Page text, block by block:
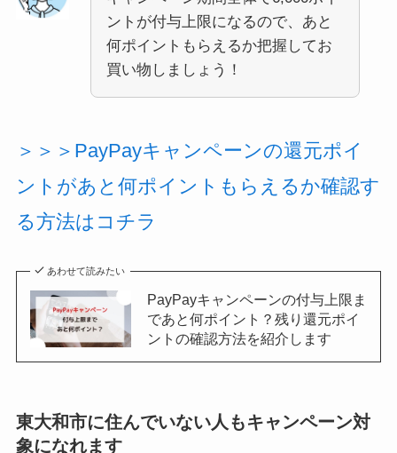
ントが付与上限になるので、あと
何ポイントもらえるか把握してお
買い物しましょう！
＞＞＞PayPayキャンペーンの還元ポイ
ントがあと何ポイントもらえるか確認す
る方法はコチラ
あわせて読みたい
PayPayキャンペーンの付与上限ま
であと何ポイント？残り還元ポイ
ントの確認方法を紹介します
東大和市に住んでいない人もキャンペーン対
象になれます